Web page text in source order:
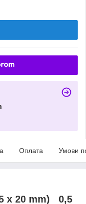
Оплата Умови
x 20 mm) 0,5